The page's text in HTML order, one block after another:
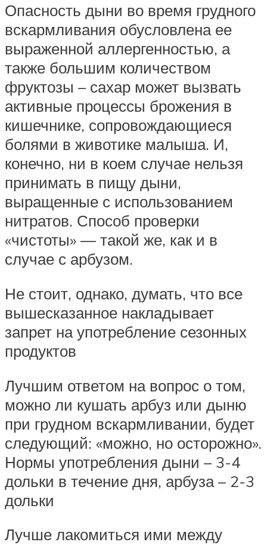
Опасность дыни во время грудного
вскармливания обусловлена ее
выраженной аллергенностью, а
также большим количеством
фруктозы – сахар может вызвать
активные процессы брожения в
кишечнике, сопровождающиеся
болями в животике малыша. И,
конечно, ни в коем случае нельзя
принимать в пищу дыни,
выращенные с использованием
нитратов. Способ проверки
«чистоты» — такой же, как и в
случае с арбузом.
Не стоит, однако, думать, что все
вышесказанное накладывает
запрет на употребление сезонных
продуктов
Лучшим ответом на вопрос о том,
можно ли кушать арбуз или дыню
при грудном вскармливании, будет
следующий: «можно, но осторожно».
Нормы употребления дыни – 3-4
дольки в течение дня, арбуза – 2-3
дольки
Лучше лакомиться ими между